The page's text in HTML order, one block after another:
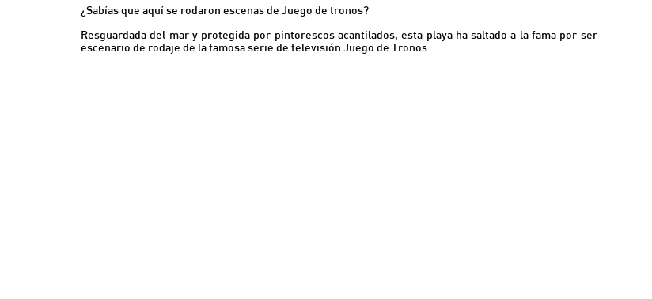
¿Sabías que aquí se rodaron escenas de Juego de tronos?
Resguardada del mar y protegida por pintorescos acantilados, esta playa ha saltado a la fama por ser
escenario de rodaje de la famosa serie de televisión Juego de Tronos.